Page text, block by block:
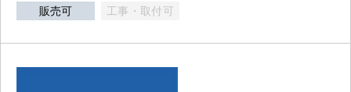
販売可 工事・取付可